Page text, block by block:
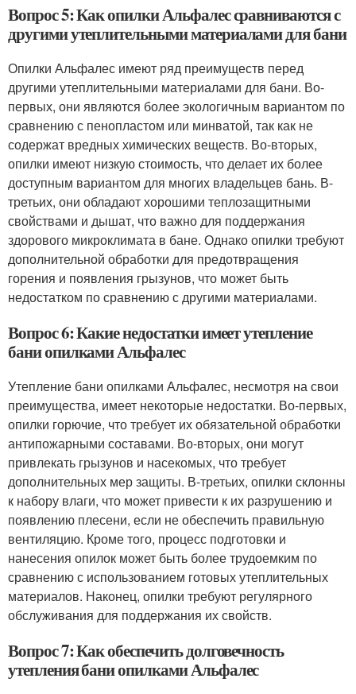
Вопрос 5: Как опилки Альфалес сравниваются с
другими утеплительными материалами для бани
Опилки Альфалес имеют ряд преимуществ перед
другими утеплительными материалами для бани. Во-
первых, они являются более экологичным вариантом по
сравнению с пенопластом или минватой, так как не
содержат вредных химических веществ. Во-вторых,
опилки имеют низкую стоимость, что делает их более
доступным вариантом для многих владельцев бань. В-
третьих, они обладают хорошими теплозащитными
свойствами и дышат, что важно для поддержания
здорового микроклимата в бане. Однако опилки требуют
дополнительной обработки для предотвращения
горения и появления грызунов, что может быть
недостатком по сравнению с другими материалами.
Вопрос 6: Какие недостатки имеет утепление
бани опилками Альфалес
Утепление бани опилками Альфалес, несмотря на свои
преимущества, имеет некоторые недостатки. Во-первых,
опилки горючие, что требует их обязательной обработки
антипожарными составами. Во-вторых, они могут
привлекать грызунов и насекомых, что требует
дополнительных мер защиты. В-третьих, опилки склонны
к набору влаги, что может привести к их разрушению и
появлению плесени, если не обеспечить правильную
вентиляцию. Кроме того, процесс подготовки и
нанесения опилок может быть более трудоемким по
сравнению с использованием готовых утеплительных
материалов. Наконец, опилки требуют регулярного
обслуживания для поддержания их свойств.
Вопрос 7: Как обеспечить долговечность
утепления бани опилками Альфалес